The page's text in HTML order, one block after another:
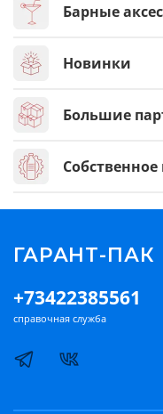
Барные
Новинки
Большие
+73422385561
справочная служба
ГАРАНТ-ПАК